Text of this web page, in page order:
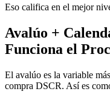
Eso califica en el mejor
Avalúo +
Funciona el
El avalúo es la variable
compra DSCR. Así es